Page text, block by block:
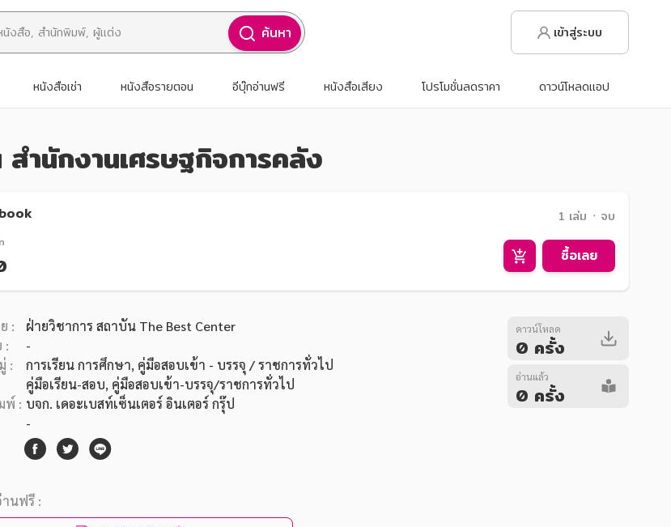
ค้นหา เข้าสู่ระบบ
หนังสือเช่า หนังสือรายตอน อีบุ๊กอ่านฟรี หนังสือเสียง โปรโมชั่นลดราคา ดาวน์โหลดแอป
ำนักงานเศรษฐกิจการคลัง
1 เล่ม ᛫ จบ
ซื้อเลย
:
ฝ่ายวิชาการ สถาบัน The Best Center
:
-
:
การเรียน การศึกษา, คู่มือสอบเข้า - บรรจุ / ราชการทั่วไป
คู่มือเรียน-สอบ, คู่มือสอบเข้า-บรรจุ/ราชการทั่วไป
พ์ : บจก. เดอะเบสท์เซ็นเตอร์ อินเตอร์ กรุ๊ป
-
ดาวน์โหลด
0 ครั้ง
อ่านแล้ว
0 ครั้ง
นฟรี :